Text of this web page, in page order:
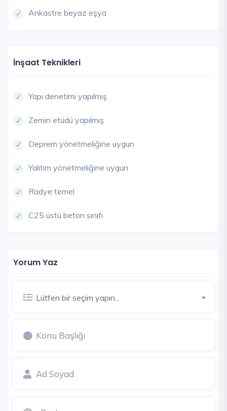
Ankastre beyaz eşya
İnşaat Teknikleri
Yapı denetimi yapılmış
Zemin etüdü yapılmış
Deprem yönetmeliğine uygun
Yalıtım yönetmeliğine uygun
Radye temel
C25 üstü beton sınıfı
Yorum Yaz
Lütfen bir seçim yapın...